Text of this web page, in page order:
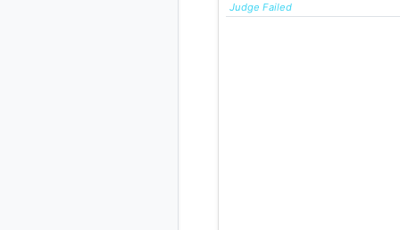
Judge Failed